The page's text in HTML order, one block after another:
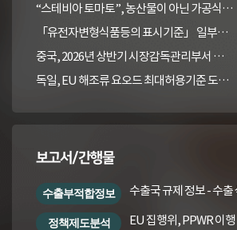
“스테비아 토마토”, 농산물이 아닌 가공식품입니다
「유전자변형식품등의 표시기준」 일부개정고시(안) 행정예고(식품의약품안전처 공고 제2026-389호, 2026. 8. 5.)
중국, 2026년 상반기 시장감독관리부서 식품안전 감독 샘플검사 현황 통보
독일, EU 해조류 요오드 최대허용기준 도입안 평가... 요오드 함량 표시 및 경고문 권고
보고서/간행물
수출부적합정보
정책제도분석